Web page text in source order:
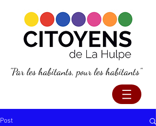
"Par les habitants, pour les habitants"
Post